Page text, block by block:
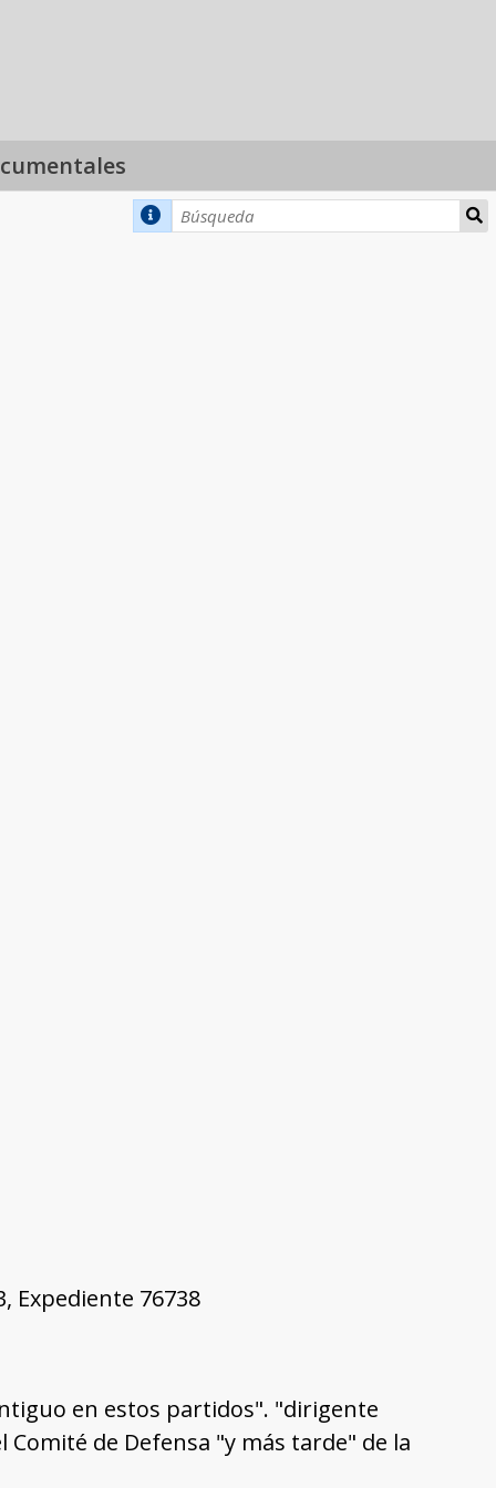
Expediente 76738
en estos partidos". "dirigente
de Defensa "y más tarde" de la